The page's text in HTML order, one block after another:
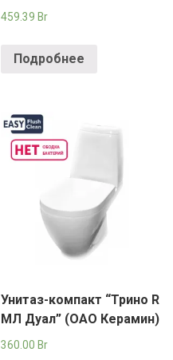
459.39 Br
Подробнее
Унитаз-компакт “Трино R
МЛ Дуал” (ОАО Керамин)
360.00 Br